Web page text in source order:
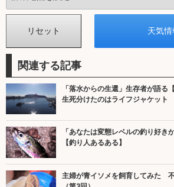
関連する記事
「落水からの生還」生存者が語る
生死分けたのはライフジャケット
「あなたは変態レベルの釣り好
【釣り人あるある】
主婦が青イソメを飼育してみた